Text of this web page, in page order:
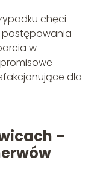
chęci
w
dla
–